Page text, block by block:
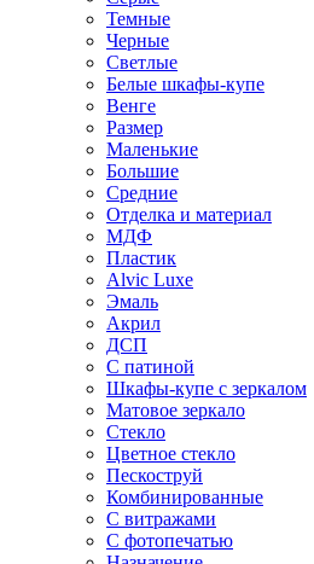
Темные
Черные
Светлые
Белые шкафы-купе
Венге
Размер
Маленькие
Большие
Средние
Отделка и материал
МДФ
Пластик
Alvic Luxe
Эмаль
Акрил
ДСП
С патиной
Шкафы-купе с зеркалом
Матовое зеркало
Стекло
Цветное стекло
Пескоструй
Комбинированные
С витражами
С фотопечатью